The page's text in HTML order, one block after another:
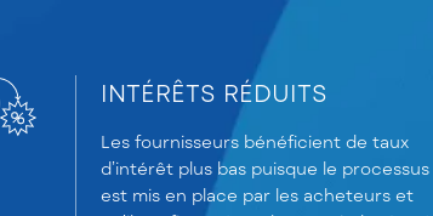
INTÉRÊTS RÉDUITS
Les fournisseurs bénéficient de taux
d’intérêt plus bas puisque le processus
est mis en place par les acheteurs et